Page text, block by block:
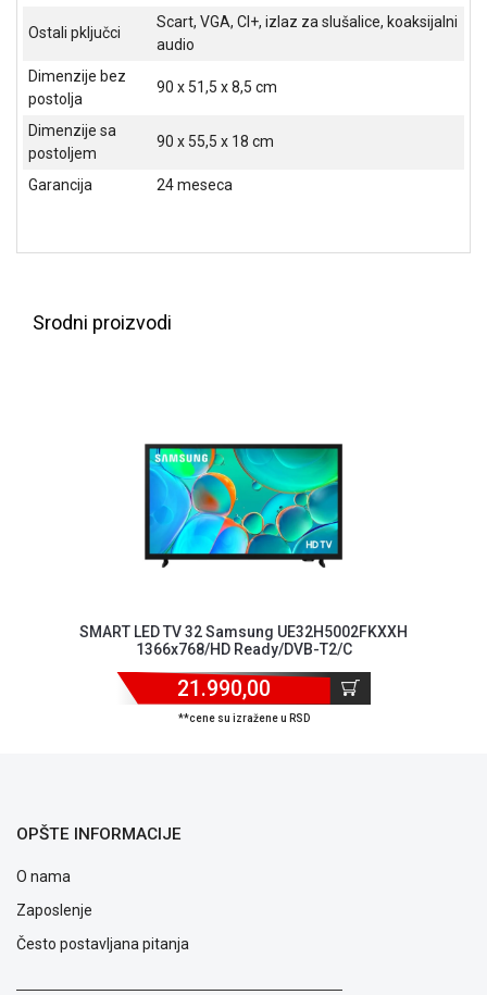
SVE
KUĆU
PRIBOR
BICIKLE
Ostali pključci
Scart, VGA, CI+, izlaz za slušalice, koaksijalni
audio
Dimenzije bez
postolja
90 x 51,5 x 8,5 cm
Dimenzije sa
postoljem
90 x 55,5 x 18 cm
Garancija 24 meseca
Srodni proizvodi
SMART LED TV 32 Samsung UE32H5002FKXXH
1366x768/HD Ready/DVB-T2/C
21.990,00
**cene su izražene u RSD
OPŠTE INFORMACIJE
O nama
Zaposlenje
Često postavljana pitanja